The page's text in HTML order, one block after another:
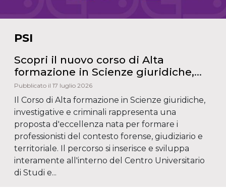
PSI
Scopri il nuovo corso di Alta
formazione in Scienze giuridiche,
investigative e criminali
Pubblicato il 17 luglio 2026
Il Corso di Alta formazione in Scienze giuridiche,
investigative e criminali rappresenta una
proposta d'eccellenza nata per formare i
professionisti del contesto forense, giudiziario e
territoriale. Il percorso si inserisce e sviluppa
interamente all'interno del Centro Universitario
di Studi e...